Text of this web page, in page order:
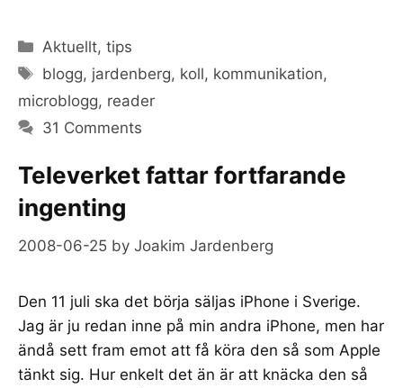
Categories
Aktuellt,tips
Tags
blogg, jardenberg, koll, kommunikation,
microblogg, reader
31 Comments
Televerket fattar fortfarande
ingenting
2008-06-25 by Joakim Jardenberg
Den 11 juli ska det börja säljas iPhone i Sverige.
Jag är ju redan inne på min andra iPhone, men har
ändå sett fram emot att få köra den så som Apple
tänkt sig. Hur enkelt det än är att knäcka den så